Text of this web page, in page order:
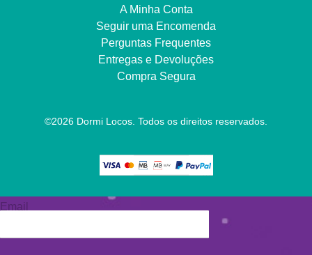
A Minha Conta
Seguir uma Encomenda
Perguntas Frequentes
Entregas e Devoluções
Compra Segura
©2026 Dormi Locos. Todos os direitos reservados.
Email